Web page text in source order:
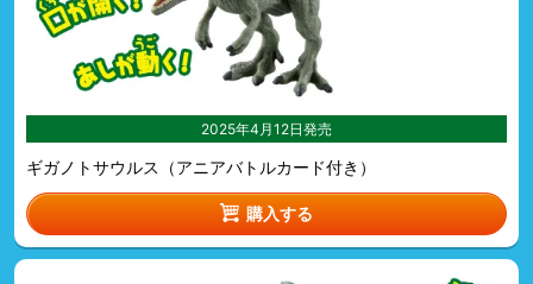
2025年4月12日発売
ギガノトサウルス（アニアバトルカード付き）
購入する